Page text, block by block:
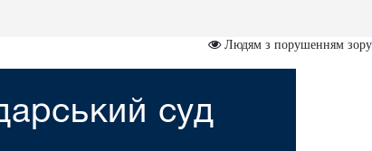
Людям з порушенням зору
суд